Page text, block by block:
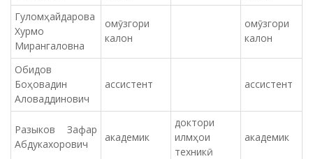
Гуломҳайдарова
Хурмо
Мирангаловна
омӯзгори
калон
омӯзгори
калон
Обидов
Боҳовадин
Аловаддинович
ассистент ассистент
Разыков Зафар
Абдукахорович
академик
доктори
илмҳои
техникӣ
академик